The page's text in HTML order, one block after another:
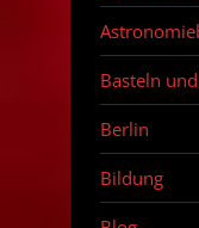
Basteln
Berlin
Bildung